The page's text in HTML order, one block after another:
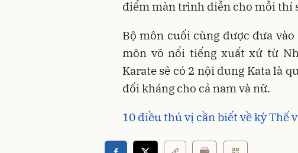
điểm màn trình diễn cho mỗi thí
Bộ môn cuối cùng được đưa
môn võ nổi tiếng xuất xứ từ
Karate sẽ có 2 nội dung Kata là
đối kháng cho cả nam và nữ.
10 điều thú vị cần biết về kỳ Thế